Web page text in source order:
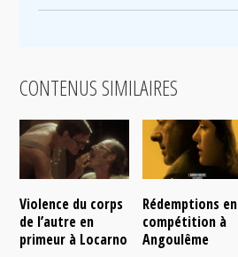
CONTENUS SIMILAIRES
Violence du corps
de l’autre en
primeur à Locarno
Rédemptions en
compétition à
Angoulême